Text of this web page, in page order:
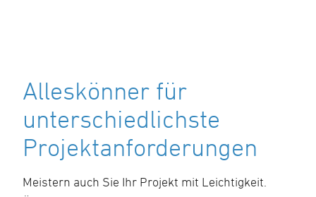
Alleskönner für
unterschiedlichste
Projektanforderungen
Meistern auch Sie Ihr Projekt mit Leichtigkeit.